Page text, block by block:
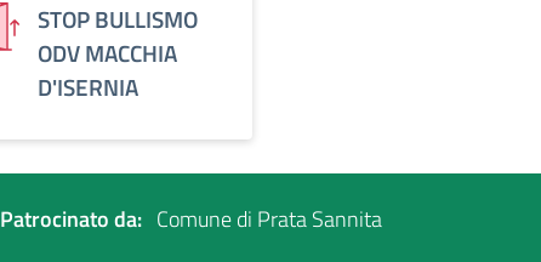
STOP BULLISMO
ODV MACCHIA
D'ISERNIA
Patrocinato da: Comune di Prata Sannita